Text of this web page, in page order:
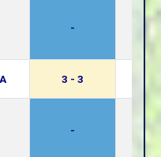
-
3 - 3
-